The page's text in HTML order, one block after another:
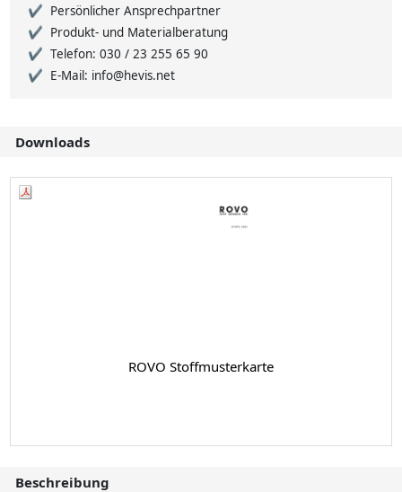
Persönlicher Ansprechpartner
Produkt- und Materialberatung
Telefon: 030 / 23 255 65 90
E-Mail: info@hevis.net
Downloads
ROVO Stoffmusterkarte
Beschreibung